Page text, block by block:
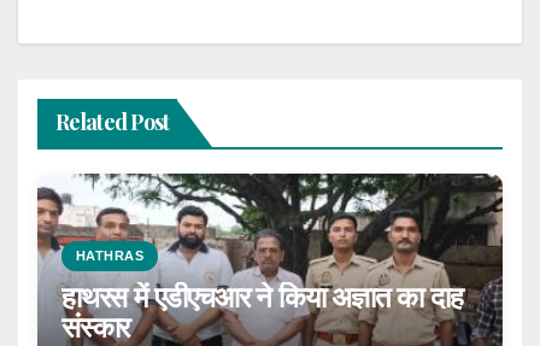
Related Post
HATHRAS
हाथरस में एडीएचआर ने किया अज्ञात का दाह
संस्कार